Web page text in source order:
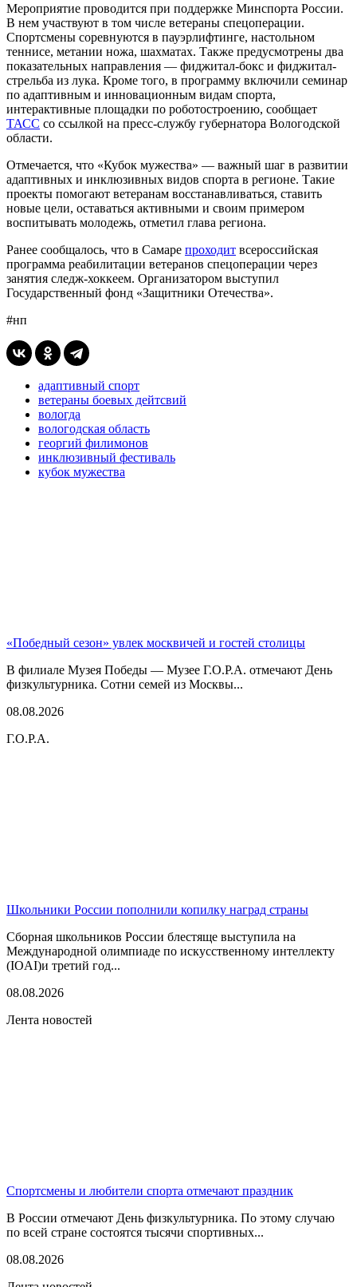
Мероприятие проводится при поддержке Минспорта России.
В нем участвуют в том числе ветераны спецоперации.
Спортсмены соревнуются в пауэрлифтинге, настольном
теннисе, метании ножа, шахматах. Также предусмотрены два
показательных направления — фиджитал-бокс и фиджитал-
стрельба из лука. Кроме того, в программу включили семинар
по адаптивным и инновационным видам спорта,
интерактивные площадки по роботостроению, сообщает
ТАСС со ссылкой на пресс-службу губернатора Вологодской
области.
Отмечается, что «Кубок мужества» — важный шаг в развитии
адаптивных и инклюзивных видов спорта в регионе. Такие
проекты помогают ветеранам восстанавливаться, ставить
новые цели, оставаться активными и своим примером
воспитывать молодежь, отметил глава региона.
Ранее сообщалось, что в Самаре проходит всероссийская
программа реабилитации ветеранов спецоперации через
занятия следж-хоккеем. Организатором выступил
Государственный фонд «Защитники Отечества».
#нп
адаптивный спорт
ветераны боевых дейтсвий
вологда
вологодская область
георгий филимонов
инклюзивный фестиваль
кубок мужества
«Победный сезон» увлек москвичей и гостей столицы
В филиале Музея Победы — Музее Г.О.Р.А. отмечают День
физкультурника. Сотни семей из Москвы...
08.08.2026
Г.О.Р.А.
Школьники России пополнили копилку наград страны
Сборная школьников России блестяще выступила на
Международной олимпиаде по искусственному интеллекту
(IOAI)и третий год...
08.08.2026
Лента новостей
Спортсмены и любители спорта отмечают праздник
В России отмечают День физкультурника. По этому случаю
по всей стране состоятся тысячи спортивных...
08.08.2026